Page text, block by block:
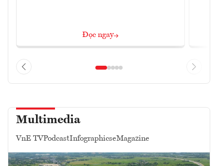
Đọc ngay
Multimedia
VnE TVPodcastInfographicseMagazine